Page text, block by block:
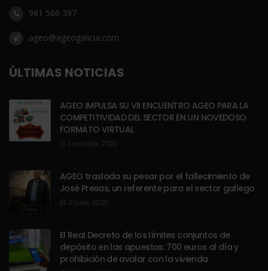
981 566 397
ageo@ageogalicia.com
ÚLTIMAS NOTICIAS
AGEO IMPULSA SU VII ENCUENTRO AGEO PARA LA
COMPETITIVIDAD DEL SECTOR EN UN NOVEDOSO
FORMATO VIRTUAL
AGEO traslada su pesar por el fallecimiento de
José Presas, un referente para el sector gallego
El Real Decreto de los límites conjuntos de
depósito en las apuestas: 700 euros al día y
prohibición de avalar con la vivienda